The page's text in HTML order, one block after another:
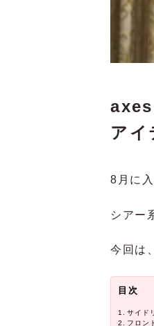
アイ
8月に
シアー
今回は
目次
サイド
フロン